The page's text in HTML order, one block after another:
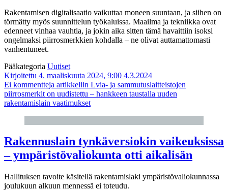
Rakentamisen digitalisaatio vaikuttaa moneen suuntaan, ja siihen on
törmätty myös suunnittelun työkaluissa. Maailma ja tekniikka ovat
edenneet vinhaa vauhtia, ja jokin aika sitten tämä havaittiin isoksi
ongelmaksi piirrosmerkkien kohdalla – ne olivat auttamattomasti
vanhentuneet.
Pääkategoria Uutiset
Kirjoitettu 4. maaliskuuta 2024, 9:00 4.3.2024
Ei kommentteja artikkeliin Lvia- ja sammutuslaitteistojen
piirrosmerkit on uudistettu – hankkeen taustalla uuden
rakentamislain vaatimukset
Rakennuslain tynkäversiokin vaikeuksissa
– ympäristövaliokunta otti aikalisän
Hallituksen tavoite käsitellä rakentamislaki ympäristövaliokunnassa
joulukuun alkuun mennessä ei toteudu.